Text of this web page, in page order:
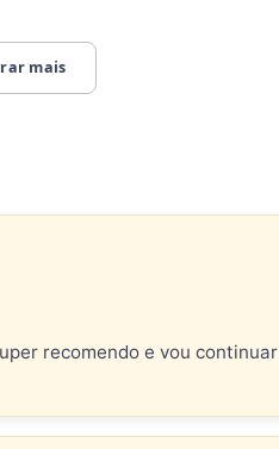
mais
recomendo e vou continuar